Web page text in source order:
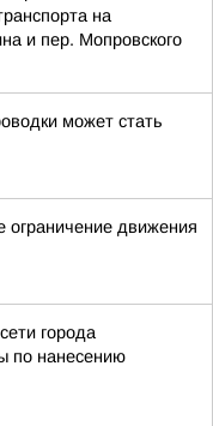
на
и пер. Мопровского
может стать
движения
города
по нанесению